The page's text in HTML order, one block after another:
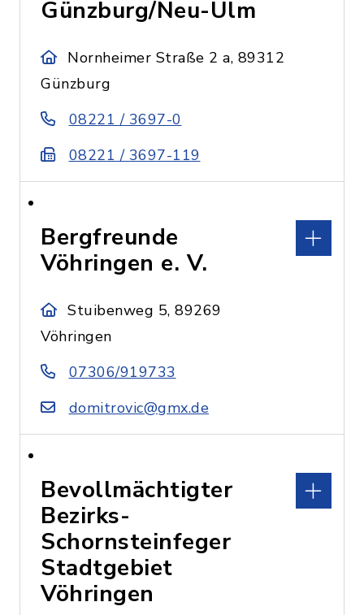
Günzburg/Neu-Ulm
Nornheimer Straße 2 a, 89312
Günzburg
08221 / 3697-0
08221 / 3697-119
Bergfreunde
Vöhringen e. V.
Stuibenweg 5, 89269
Vöhringen
07306/919733
domitrovic@gmx.de
Bevollmächtigter
Bezirks-
Schornsteinfeger
Stadtgebiet
Vöhringen